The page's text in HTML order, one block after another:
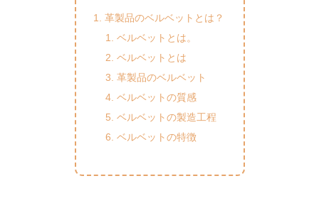
革製品のベルベットとは？
ベルベットとは。
ベルベットとは
革製品のベルベット
ベルベットの質感
ベルベットの製造工程
ベルベットの特徴